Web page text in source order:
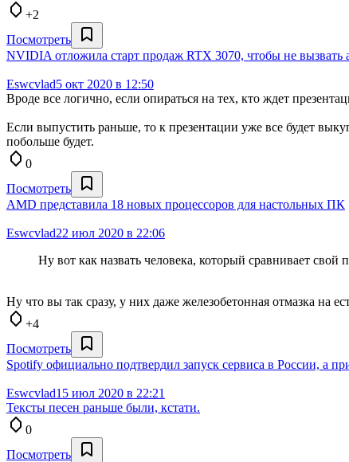
+2
Посмотреть
NVIDIA отложила старт продаж RTX 3070, чтобы не вызвать
Eswcvlad5 окт 2020 в 12:50
Вроде все логично, если опираться на тех, кто ждет
Если выпустить раньше, то к презентации уже все будет
побольше будет.
0
Посмотреть
AMD представила 18 новых процессоров для настольных ПК
Eswcvlad22 июл 2020 в 22:06
Ну вот как назвать человека, который сравнивает
Ну что вы так сразу, у них даже железобетонная отмазка на
+4
Посмотреть
Spotify официально подтвердил запуск сервиса в России, а
Eswcvlad15 июл 2020 в 22:21
Тексты песен раньше были, кстати.
0
Посмотреть